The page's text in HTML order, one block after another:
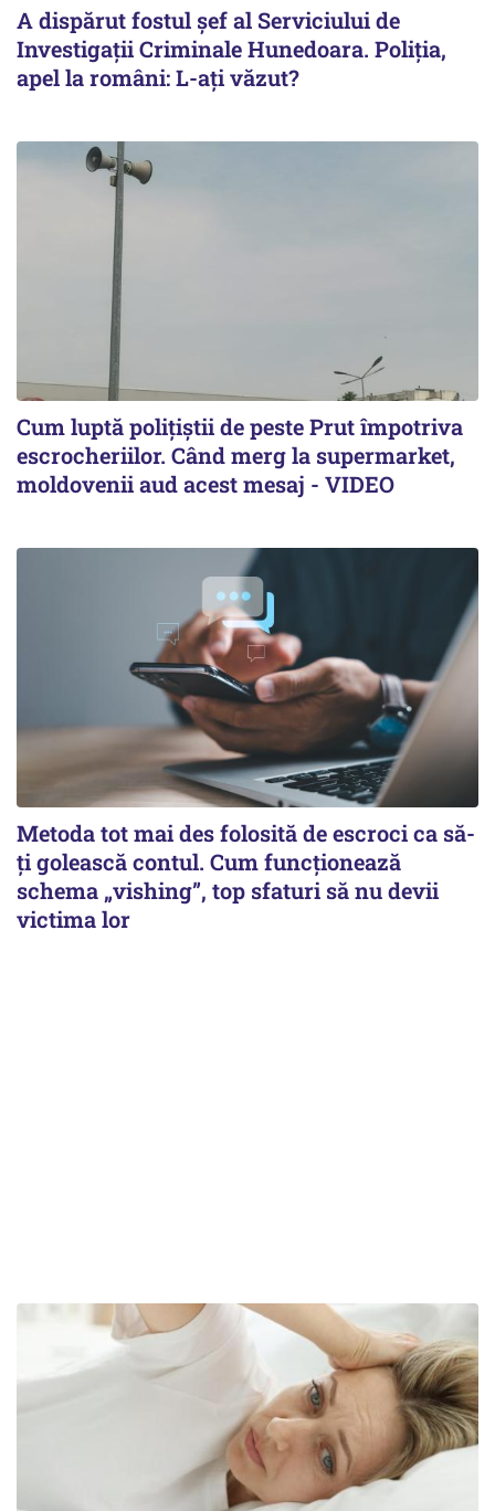
A dispărut fostul șef al Serviciului de
Investigații Criminale Hunedoara. Poliția,
apel la români: L-ați văzut?
Cum luptă polițiștii de peste Prut împotriva
escrocheriilor. Când merg la supermarket,
moldovenii aud acest mesaj - VIDEO
Metoda tot mai des folosită de escroci ca să-
ți golească contul. Cum funcționează
schema „vishing”, top sfaturi să nu devii
victima lor